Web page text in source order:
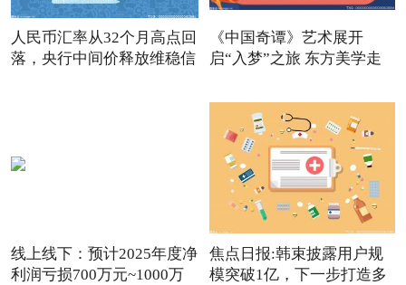
人民币汇率从32个月高点回
落，央行中间价释放维稳信
《中国奇谭》艺术展开
启“入梦”之旅 东方美学走
线上线下：预计2025年度净
利润亏损700万元~1000万
焦点日报:韩束披露用户规
模突破1亿，下一步打造多